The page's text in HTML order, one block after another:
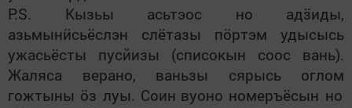
P.S. Кызьы асьтэос но адӟиды,
азьмынӥсьёслэн слётазы пӧртэм удысысь
ужасьёсты пусйизы (списокын соос вань).
Жаляса верано, ваньзы сярысь оглом
гожтыны ӧз луы. Соин вуоно номеръёсын но